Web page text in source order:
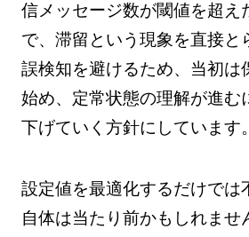
信メッセージ数が閾値を超え
で、滞留という現象を直接と
誤検知を避けるため、当初は
始め、定常状態の理解が進む
下げていく方針にしています。
設定値を最適化するだけでは
自体は当たり前かもしれませ